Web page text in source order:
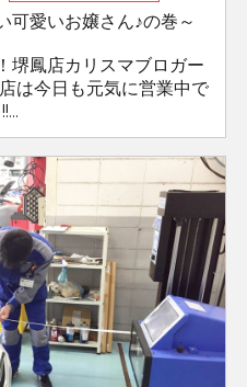
可愛いお嬢さん♪の巻～
堺鳳店カリスマブロガー
は今日も元気に営業中で